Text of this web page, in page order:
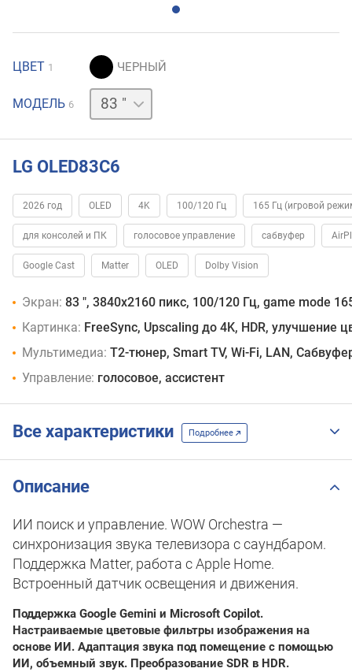
ЦВЕТ 1
МОДЕЛЬ 6
42 "48 " 65 "
LG OLED83C6
2026 год OLED 4K 100/120 Гц 165 Гц (игровой
для консолей и ПК голосовое управление сабвуфер
Google Cast Matter OLED Dolby Vision
Экран: 83 ", 3840x2160 пикс, 100/120 Гц, game mode
Картинка: FreeSync, Upscaling до 4K, HDR, улучшение
Мультимедиа: T2-тюнер, Smart TV, Wi-Fi, LAN,
Управление: голосовое, ассистент
Все характеристики Подробнее
Описание
ИИ поиск и управление. WOW Orchestra —
синхронизация звука телевизора с саундбаром.
Поддержка Matter, работа с Apple Home.
Встроенный датчик освещения и движения.
Поддержка Google Gemini и Microsoft Copilot.
Настраиваемые цветовые фильтры изображения на
основе ИИ. Адаптация звука под помещение с помощью
ИИ, объемный звук. Преобразование SDR в HDR.